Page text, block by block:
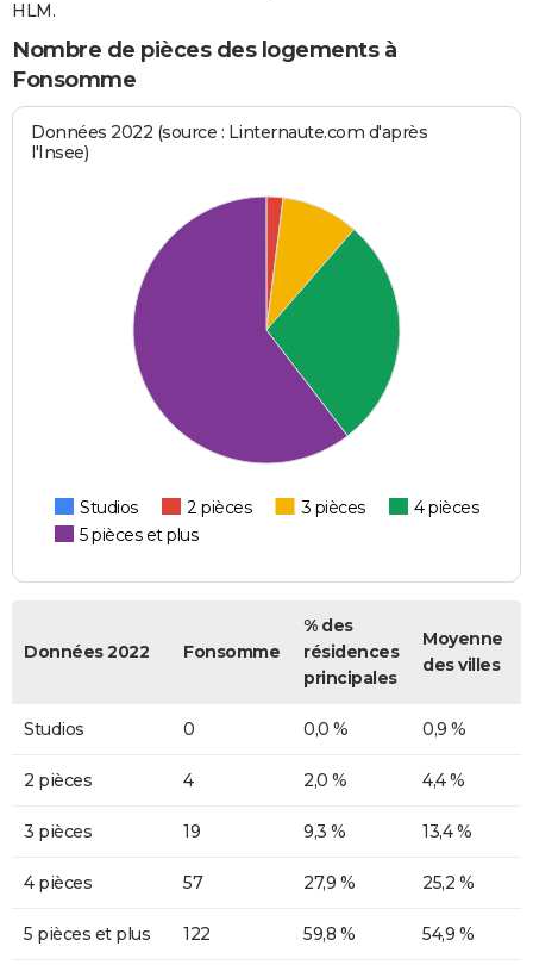
HLM.
Nombre de pièces des logements à
Fonsomme
Données 2022 (source : Linternaute.com d'après
l'Insee)
Studios 2 pièces 3 pièces
4 pièces
5 pièces et plus
Données 2022 Fonsomme
% des
résidences
principales
Moyenne
des villes
Studios 0 0,0 % 0,9 %
2 pièces 4 2,0 % 4,4 %
3 pièces 19 9,3 % 13,4 %
4 pièces 57 27,9 % 25,2 %
5 pièces et plus 122 59,8 % 54,9 %